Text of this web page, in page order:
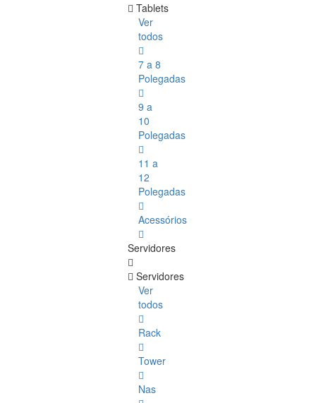
Tablets
Ver
todos
7 a 8
Polegadas
9 a
10
Polegadas
11 a
12
Polegadas
Acessórios
Servidores
Servidores
Ver
todos
Rack
Tower
Nas